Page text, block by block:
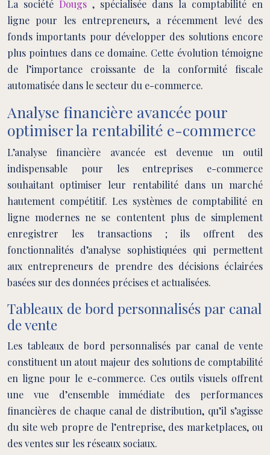
La société Dougs , spécialisée dans la comptabilité en
ligne pour les entrepreneurs, a récemment levé des
fonds importants pour développer des solutions encore
plus pointues dans ce domaine. Cette évolution témoigne
de l’importance croissante de la conformité fiscale
automatisée dans le secteur du e-commerce.
Analyse financière avancée pour
optimiser la rentabilité e-commerce
L’analyse financière avancée est devenue un outil
indispensable pour les entreprises e-commerce
souhaitant optimiser leur rentabilité dans un marché
hautement compétitif. Les systèmes de comptabilité en
ligne modernes ne se contentent plus de simplement
enregistrer les transactions ; ils offrent des
fonctionnalités d’analyse sophistiquées qui permettent
aux entrepreneurs de prendre des décisions éclairées
basées sur des données précises et actualisées.
Tableaux de bord personnalisés par canal
de vente
Les tableaux de bord personnalisés par canal de vente
constituent un atout majeur des solutions de comptabilité
en ligne pour le e-commerce. Ces outils visuels offrent
une vue d’ensemble immédiate des performances
financières de chaque canal de distribution, qu’il s’agisse
du site web propre de l’entreprise, des marketplaces, ou
des ventes sur les réseaux sociaux.